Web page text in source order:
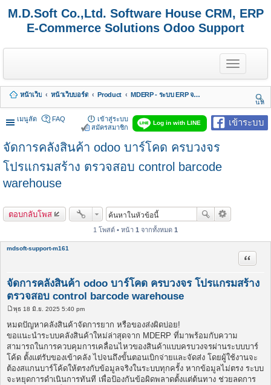
M.D.Soft Co.,Ltd. Software House CRM, ERP
E-Commerce Solutions Odoo Support
T
o
g
e
n
a
หน้าเว็บ หน้าเว็บบอร์ด Product
MDERP - ระบบ ERP จาก MDSoft พร้อมบริการ
นห
า
เมนูลัด
เข้าระบบ
Log in with LINE
FAQ
เข้าสู่ระบบ
สมัครสมาชิก
จัดการคลังสินค้า odoo บาร์โคด ครบวงจร
โปรแกรมสร้าง ตรวจสอบ control barcode
warehouse
ตอบกลับโพส
1 โพสต์ • หน้า 1 จากทั้งหมด 1
mdsoft-support-m161
จัดการคลังสินค้า odoo บาร์โคด ครบวงจร โปรแกรมสร้าง
ตรวจสอบ control barcode warehouse
อ้างคำ
โ
พ
ส
ต์
พุธ 18 มิ.ย. 2025 5:40 pm
หมดปัญหาคลังสินค้าจัดการยาก หรือของส่งผิดบ่อย!
ขอแนะนำระบบคลังสินค้าใหม่ล่าสุดจาก MDERP ที่มาพร้อมกับความ
สามารถในการควบคุมการเคลื่อนไหวของสินค้าแบบครบวงจรผ่านระบบบาร์
โค้ด ตั้งแต่รับของเข้าคลัง ไปจนถึงขั้นตอนเบิกจ่ายและจัดส่ง โดยผู้ใช้งานจะ
ต้องสแกนบาร์โค้ดให้ตรงกับข้อมูลจริงในระบบทุกครั้ง หากข้อมูลไม่ตรง ระบบ
จะหยุดการดำเนินการทันที เพื่อป้องกันข้อผิดพลาดตั้งแต่ต้นทาง ช่วยลดการ